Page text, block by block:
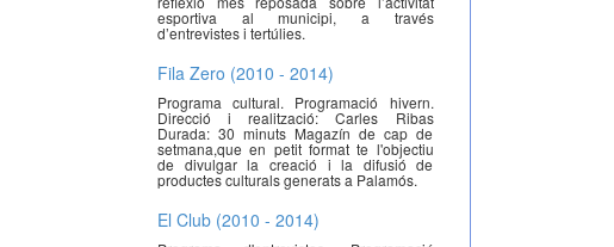
esportiva al municipi, a través
d’entrevistes i tertúlies.
Fila Zero (2010 - 2014)
Programa cultural. Programació hivern.
Direcció i realització: Carles Ribas
Durada: 30 minuts Magazín de cap de
setmana,que en petit format te l'objectiu
de divulgar la creació i la difusió de
productes culturals generats a Palamós.
El Club (2010 - 2014)